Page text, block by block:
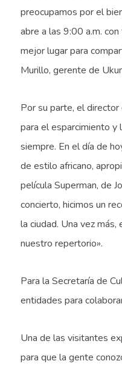
preocupamos por el
abre a las 9:00 a.m.
mejor lugar para
Murillo, gerente de
Por su parte, el
para el esparcimiento y
siempre. En el día de
de estilo africano,
película Superman, de
concierto, hicimos un
la ciudad. Una vez
nuestro repertorio».
Para la Secretaría de
entidades para
Una de las visitantes
para que la gente